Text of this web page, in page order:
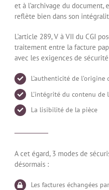
et à l’archivage du document,
reflète bien dans son
L’article 289, V à VII du CGI
traitement entre la facture
avec les exigences de
L’authenticité de l’origine
L’intégrité du contenu de
La lisibilité de la pièce
A cet égard, 3 modes de
désormais :
Les factures échangées